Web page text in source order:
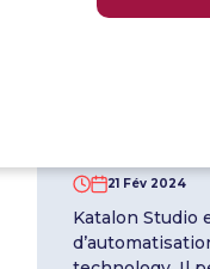
21 Fév 2024
Katalon Studio